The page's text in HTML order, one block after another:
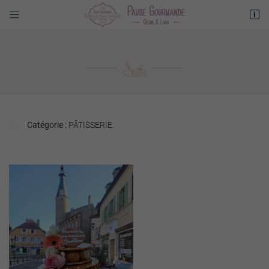
 
4 Place du Maréchal Foch
Adresse email de réception
Recopier le code ci-contre
Rafraîchir le captcha
Catégorie : PÂTISSERIE